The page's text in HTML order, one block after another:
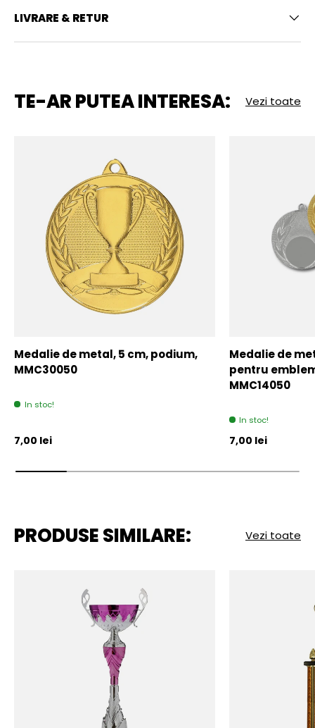
LIVRARE & RETUR
TE-AR PUTEA INTERESA: Vezi toate
Medalie de metal, 5 cm, podium,
MMC30050
In stoc!
Pret initial
7,00 lei
Medalie de
pentru
MMC14050
In stoc!
Pret initial
7,00 lei
PRODUSE SIMILARE: Vezi toate